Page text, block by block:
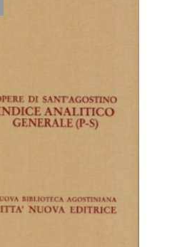
LEGGI TUTTO